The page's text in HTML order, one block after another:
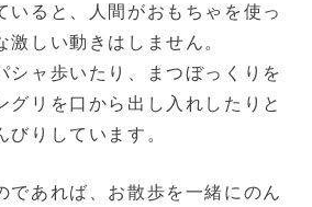
いると、人間がおもちゃを使っ
激しい動きはしません。
シャ歩いたり、まつぼっくりを
グリを口から出し入れしたりと
びりしています。
であれば、お散歩を一緒にのん